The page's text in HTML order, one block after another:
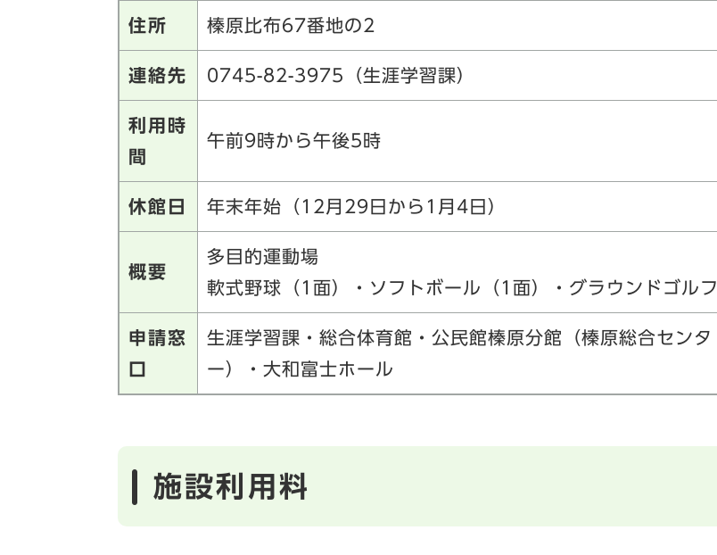
住所 榛原比布67番地の2
連絡先 0745-82-3975（生涯学習課）
利用時
間
午前9時から午後5時
休館日 年末年始（12月29日から1月4日）
概要
多目的運動場
軟式野球（1面）・ソフトボール（1面）・グラウンドゴルフ
申請窓
口
生涯学習課・総合体育館・公民館榛原分館（榛原総合センタ
ー）・大和富士ホール
施設利用料